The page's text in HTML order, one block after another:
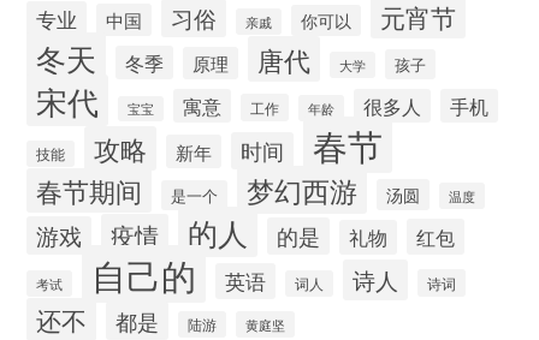
专业 中国 习俗 亲戚 你可以 元宵节
冬天 冬季 原理 唐代 大学 孩子
宋代 宝宝 寓意 工作 年龄 很多人 手机
技能 攻略 新年 时间 春节
春节期间 是一个 梦幻西游 汤圆 温度
游戏 疫情 的人 的是 礼物 红包
考试 自己的 英语 词人 诗人 诗词
还不 都是 陆游 黄庭坚